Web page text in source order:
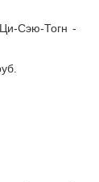
Сэю-Тогн -